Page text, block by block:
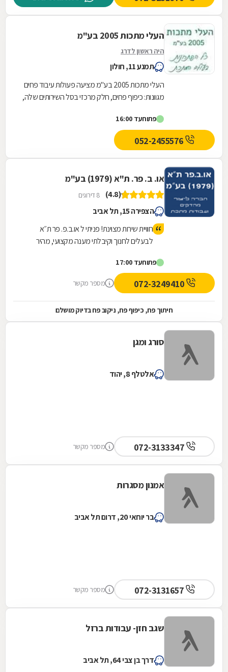
העלי מתכות 2005 בע"מ
היה ראשון לדרג
תמנע 11, חולון
העלי מתכות 2005 בע''מ מציעה פעולות עיבוד פחים
מגוונות: כיפוף פחים, חלק מרכזי בסל השירותים שלה,
20...פתוחעד 16:00
או. ב. פר. ת"א (1979) בע"מ
(4.8) 8 דירוגים
הצפירה 15, תל אביב
חוויית שירות מצוינת! פניתי ל או.ב.פ. פר ת״א
לבעלים לחנוך וקיבלתי מענה מקצועי, מהיר
בסטנדרטים גבוהים, וההתאמה לצרכים שלי
הייתה מדויקת. הצוות סבלני, זמין ומסביר פנים
לאורך כל התהליך. בהחלט מקום שאפשר
לסמוך עליו – ממליץ בחום!
פתוחעד 17:00
מספר מקשר
חיתוך פח, כיפוף פח, ניקוב פח בדיוק מושלם
סורג ומגן
אלטלף 8, יהוד
מספר מקשר
אמנון מסגרות
בר יוחאי 20, דרום תל אביב
מספר מקשר
שגב חזן- עבודות ברזל
דרך בן צבי 64, תל אביב